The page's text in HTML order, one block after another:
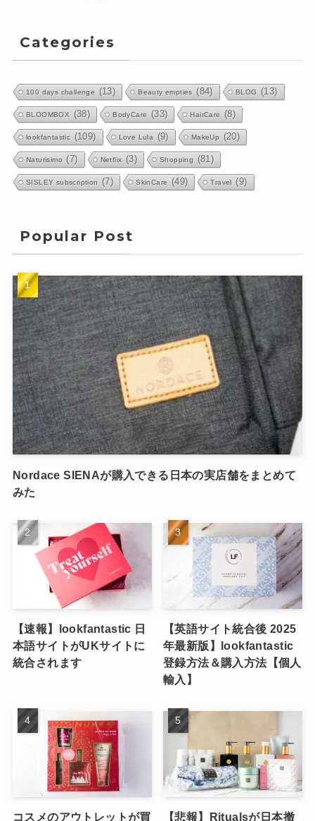
Categories
100 days challenge (13) Beauty empties (84) BLOG (13)
BLOOMBOX (38) BodyCare (33) HairCare (8)
lookfantastic (109) Love Lula (9) MakeUp (20)
Naturisimo (7) Netflix (3) Shopping (81)
SISLEY subscription (7) SkinCare (49) Travel (9)
Popular Post
Nordace SIENAが購入できる日本の実店舗をまとめて
みた
【速報】lookfantastic 日
本語サイトがUKサイトに
統合されます
【英語サイト統合後 2025
年最新版】lookfantastic
登録方法＆購入方法【個人
輸入】
コスメのアウトレットが買 【悲報】Ritualsが日本撤